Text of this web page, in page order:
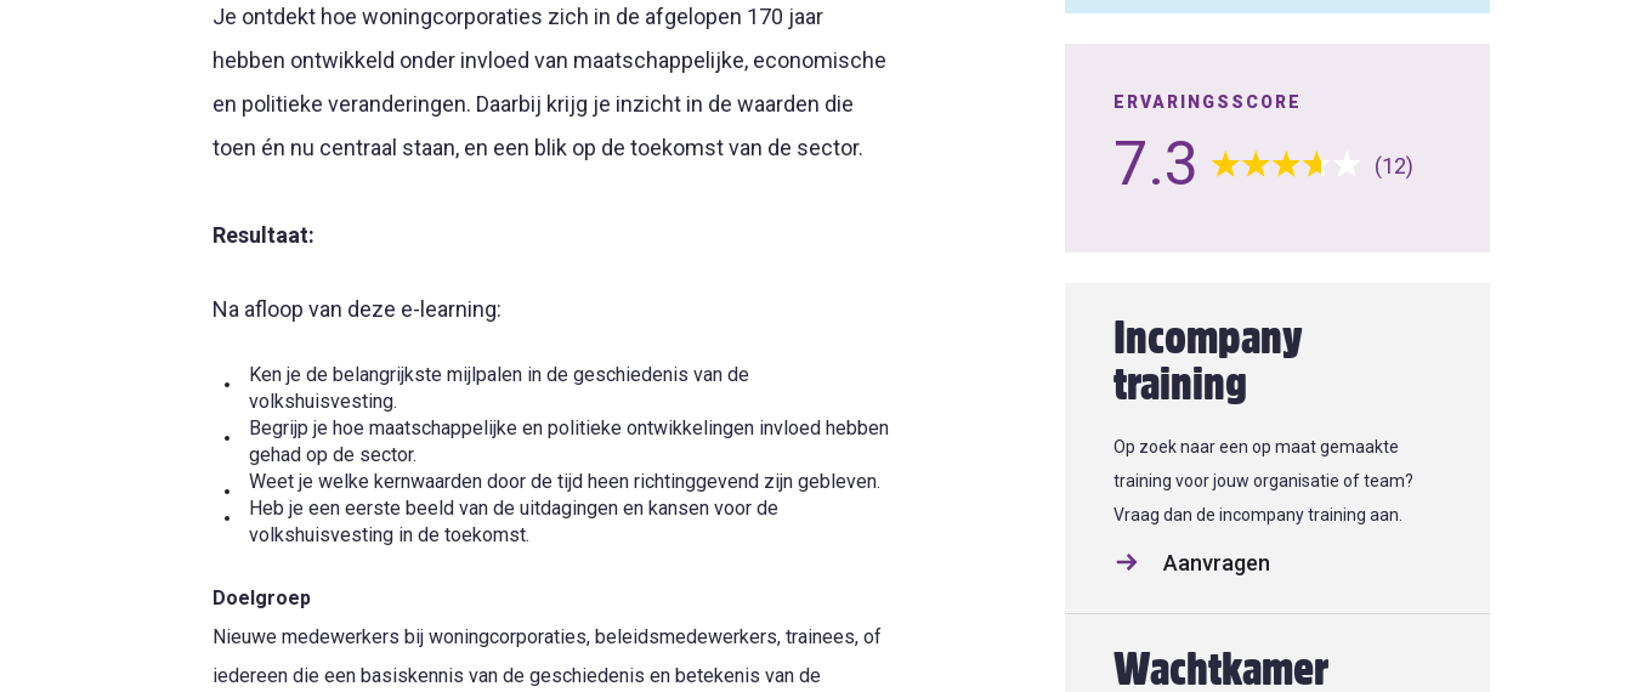
Je ontdekt hoe woningcorporaties zich in de afgelopen 170 jaar
hebben ontwikkeld onder invloed van maatschappelijke, economische
en politieke veranderingen. Daarbij krijg je inzicht in de waarden die
toen én nu centraal staan, en een blik op de toekomst van de sector.
Resultaat:
Na afloop van deze e-learning:
Ken je de belangrijkste mijlpalen in de geschiedenis van de
volkshuisvesting.
Begrijp je hoe maatschappelijke en politieke ontwikkelingen invloed hebben
gehad op de sector.
Weet je welke kernwaarden door de tijd heen richtinggevend zijn gebleven.
Heb je een eerste beeld van de uitdagingen en kansen voor de
volkshuisvesting in de toekomst.
Doelgroep
Nieuwe medewerkers bij woningcorporaties, beleidsmedewerkers, trainees, of
iedereen die een basiskennis van de geschiedenis en betekenis van de
ERVARINGSSCORE
7.3 (12)
Incompany
training
Op zoek naar een op maat gemaakte
training voor jouw organisatie of team?
Vraag dan de incompany training aan.
Aanvragen
Wachtkamer